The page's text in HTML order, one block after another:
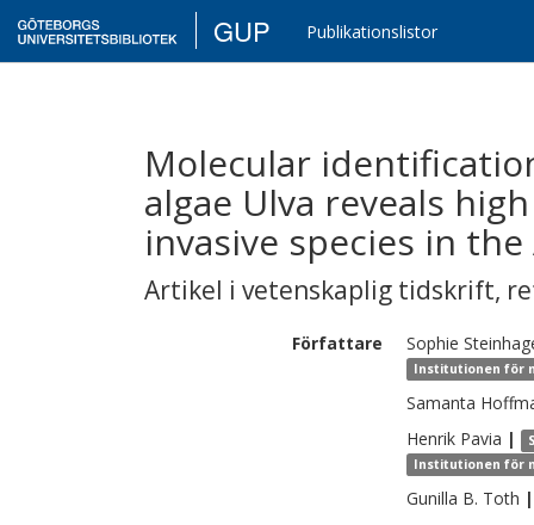
GUP Publikationslistor
Molecular
algae Ulva reveals
invasive species in
Artikel i vetenskaplig tidskrift,
Författare Sophie
Institutionen för
Samanta
Henrik Pavia |
Institutionen för
Gunilla B. Toth |